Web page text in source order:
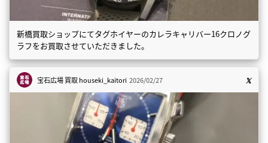
新橋買取ショップにてタグホイヤーのカレラキャリバー16クロノグ
ラフをお買取させていただきました。
宝石広場 買取houseki_kaitori 2026/02/27